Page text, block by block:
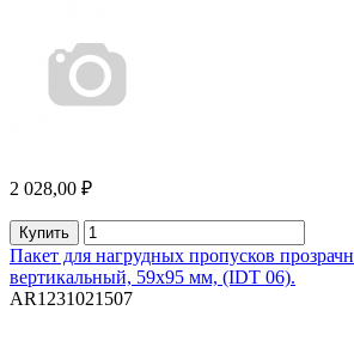
2 028,00 ₽
Купить
Пакет для нагрудных пропусков
вертикальный, 59х95 мм, (IDT 06).
AR1231021507